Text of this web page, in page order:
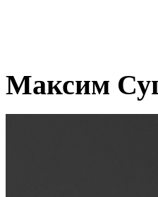
Максим